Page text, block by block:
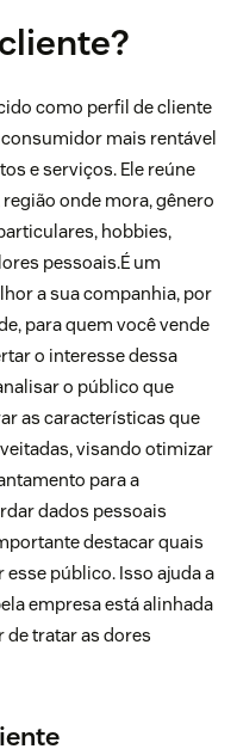
como perfil de cliente
mais rentável
e serviços. Ele reúne
onde mora, gênero
hobbies,
pessoais.É um
a sua companhia, por
para quem você vende
o interesse dessa
o público que
as características que
visando otimizar
para a
dados pessoais
destacar quais
público. Isso ajuda a
empresa está alinhada
de tratar as dores